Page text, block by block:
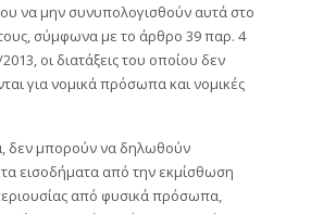
να μην συνυπολογισθούν αυτά στο
σύμφωνα με το άρθρο 39 παρ. 4
οι διατάξεις του οποίου δεν
για νομικά πρόσωπα και νομικές
δεν μπορούν να δηλωθούν
εισοδήματα από την εκμίσθωση
από φυσικά πρόσωπα,